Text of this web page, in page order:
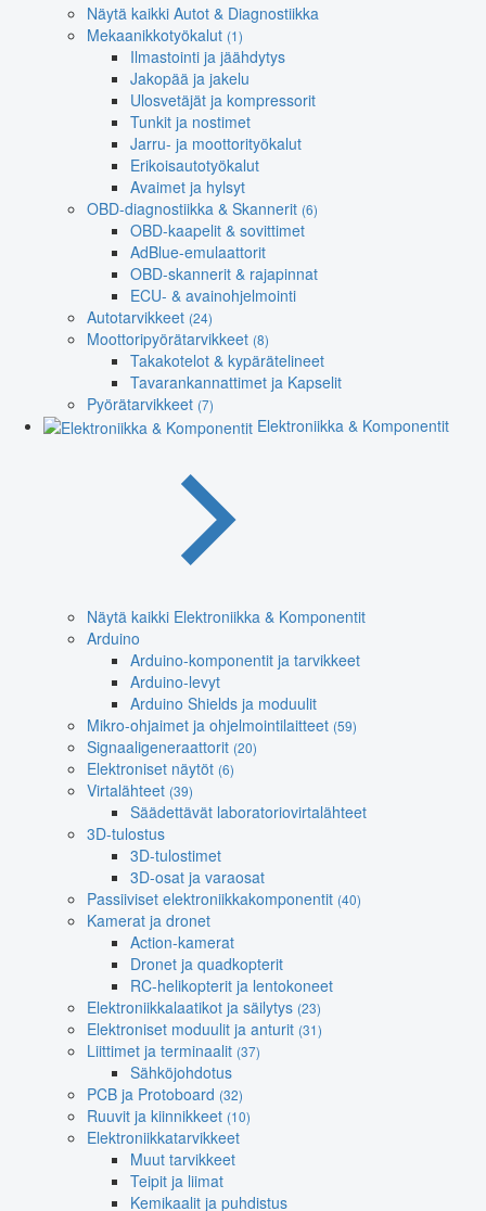
Näytä kaikki Autot & Diagnostiikka
Mekaanikkotyökalut (1)
Ilmastointi ja jäähdytys
Jakopää ja jakelu
Ulosvetäjät ja kompressorit
Tunkit ja nostimet
Jarru- ja moottorityökalut
Erikoisautotyökalut
Avaimet ja hylsyt
OBD-diagnostiikka & Skannerit (6)
OBD-kaapelit & sovittimet
AdBlue-emulaattorit
OBD-skannerit & rajapinnat
ECU- & avainohjelmointi
Autotarvikkeet (24)
Moottoripyörätarvikkeet (8)
Takakotelot & kypärätelineet
Tavarankannattimet ja Kapselit
Pyörätarvikkeet (7)
Elektroniikka & Komponentit
Näytä kaikki Elektroniikka & Komponentit
Arduino
Arduino-komponentit ja tarvikkeet
Arduino-levyt
Arduino Shields ja moduulit
Mikro-ohjaimet ja ohjelmointilaitteet (59)
Signaaligeneraattorit (20)
Elektroniset näytöt (6)
Virtalähteet (39)
Säädettävät laboratoriovirtalähteet
3D-tulostus
3D-tulostimet
3D-osat ja varaosat
Passiiviset elektroniikkakomponentit (40)
Kamerat ja dronet
Action-kamerat
Dronet ja quadkopterit
RC-helikopterit ja lentokoneet
Elektroniikkalaatikot ja säilytys (23)
Elektroniset moduulit ja anturit (31)
Liittimet ja terminaalit (37)
Sähköjohdotus
PCB ja Protoboard (32)
Ruuvit ja kiinnikkeet (10)
Elektroniikkatarvikkeet
Muut tarvikkeet
Teipit ja liimat
Kemikaalit ja puhdistus